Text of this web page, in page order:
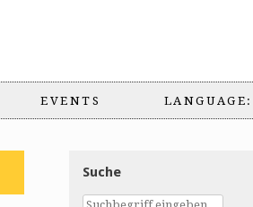
EVENTS LANGUAGE:
Suche